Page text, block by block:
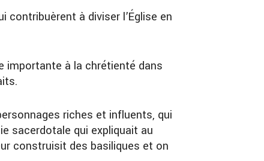
contribuèrent à diviser l’Église en
importante à la chrétienté dans
riches et influents, qui
sacerdotale qui expliquait au
construisit des basiliques et on